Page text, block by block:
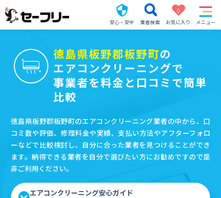
安心・安全 業者検索
0
お気に入り
メニュー
徳島県板野郡板野町の
エアコンクリーニングで
事業者を料金と口コミで簡単
比較
徳島県板野郡板野町のエアコンクリーニング業者の中から、口
コミ数や評価、修理料金や実績、支払い方法やアフターフォロ
ーなどで比較検討し、自分に合った業者を見つけることができ
ます。納得できる業者を自分で選びたい方にお勧めですので是
非ご利用ください。
エアコンクリーニング安心ガイド